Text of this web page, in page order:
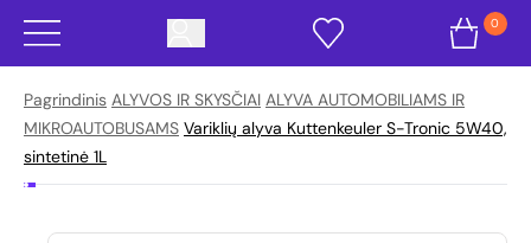
0
Pagrindinis ALYVOS IR SKYSČIAI ALYVA AUTOMOBILIAMS IR
MIKROAUTOBUSAMS Variklių alyva Kuttenkeuler S-Tronic 5W40,
sintetinė 1L